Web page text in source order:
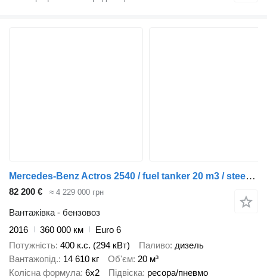
Mercedes-Benz Actros 2540 / fuel tanker 20 m3 / steered axle
82 200 € ≈ 4 229 000 грн
Вантажівка - бензовоз
2016
360 000 км
Euro 6
Потужність 400 к.с. (294 кВт) Паливо дизель
Вантажопід. 14 610 кг Об'єм 20 м³
Колісна формула 6x2 Підвіска ресора/пневмо